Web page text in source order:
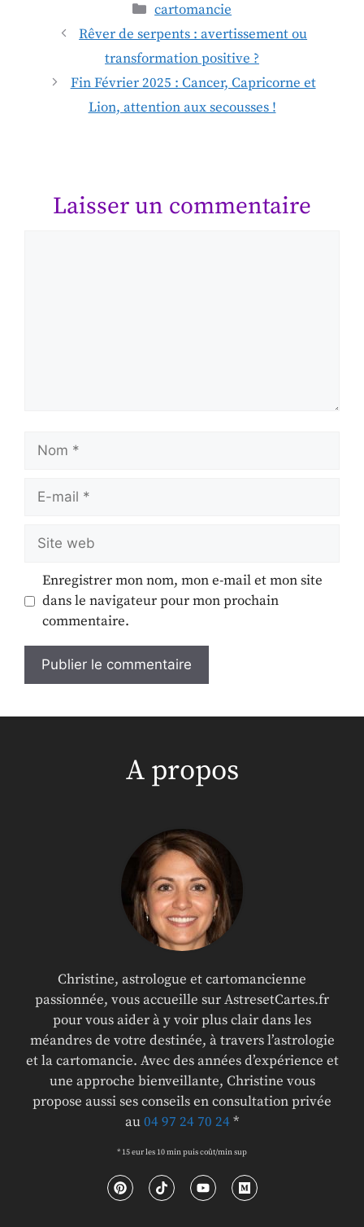
cartomancie
Rêver de serpents : avertissement ou
transformation positive ?
Fin Février 2025 : Cancer, Capricorne et
Lion, attention aux secousses !
Laisser un commentaire
Enregistrer mon nom, mon e-mail et mon site
dans le navigateur pour mon prochain
commentaire.
A propos
Christine, astrologue et cartomancienne
passionnée, vous accueille sur AstresetCartes.fr
pour vous aider à y voir plus clair dans les
méandres de votre destinée, à travers l’astrologie
et la cartomancie. Avec des années d’expérience et
une approche bienveillante, Christine vous
propose aussi ses conseils en consultation privée
au04 97 24 70 24*
* 15 eur les 10 min puis coût/min sup